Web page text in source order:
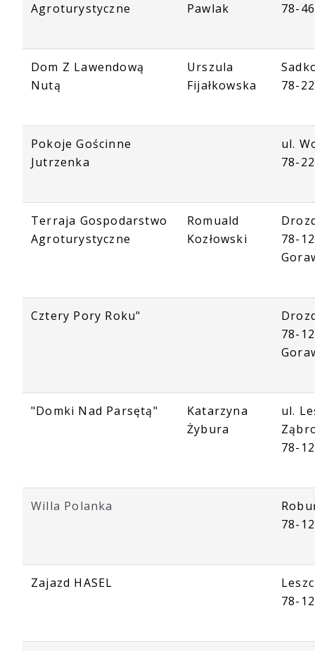
Agroturystyczne
Pawlak
78-
Dom Z Lawendową
Nutą
Urszula
Fijałkowska
78-
Pokoje Gościnne
Jutrzenka
ul.
78-
Terraja Gospodarstwo
Agroturystyczne
Romuald
Kozłowski
78-
Cztery Pory Roku"
78-
"Domki Nad Parsętą"
Katarzyna
Żybura
ul.
78-
Willa Polanka
78-
Zajazd HASEL
78-